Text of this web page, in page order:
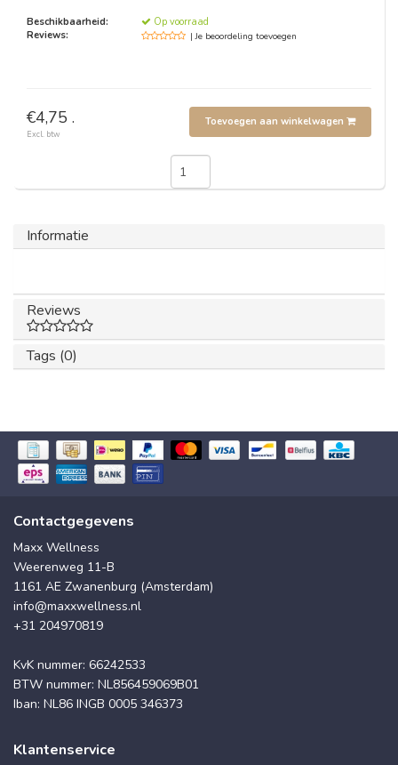
Beschikbaarheid:
Op voorraad
Reviews:
| Je beoordeling toevoegen
€4,75 .
Excl. btw
Toevoegen aan winkelwagen
Informatie
Reviews
Tags (0)
Contactgegevens
Maxx Wellness
Weerenweg 11-B
1161 AE Zwanenburg (Amsterdam)
info@maxxwellness.nl
+31 204970819
KvK nummer: 66242533
BTW nummer: NL856459069B01
Iban: NL86 INGB 0005 346373
Klantenservice